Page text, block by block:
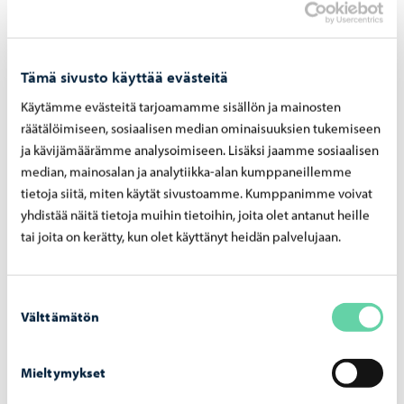
Tämä sivusto käyttää evästeitä
Käytämme evästeitä tarjoamamme sisällön ja mainosten
räätälöimiseen, sosiaalisen median ominaisuuksien tukemiseen
ja kävijämäärämme analysoimiseen. Lisäksi jaamme sosiaalisen
median, mainosalan ja analytiikka-alan kumppaneillemme
tietoja siitä, miten käytät sivustoamme. Kumppanimme voivat
yhdistää näitä tietoja muihin tietoihin, joita olet antanut heille
tai joita on kerätty, kun olet käyttänyt heidän palvelujaan.
valinta
Välttämätön
Mieltymykset
Kaupunki tiedottaa -25.05.2026
Fo­to­gra­fis­ka tuo Simen Johan -​näyttelyn Por­